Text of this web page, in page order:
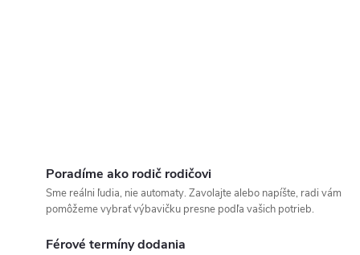
Poradíme ako rodič rodičovi
Sme reálni ľudia, nie automaty. Zavolajte alebo napíšte, radi vám
pomôžeme vybrať výbavičku presne podľa vašich potrieb.
Férové termíny dodania